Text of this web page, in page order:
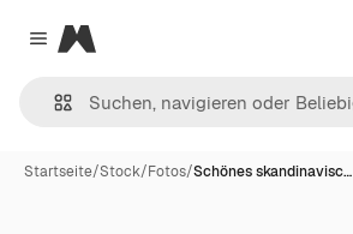
Close menu
Magnific
Startseite/Stock/Fotos/Schönes skandinavisc…